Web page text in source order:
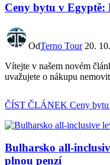
Ceny bytu v Egyptě:
OdTerno Tour 20.
Vítejte v našem novém
uvažujete o nákupu
ČÍST ČLÁNEK Ceny
Bulharsko all-
plnou penzí